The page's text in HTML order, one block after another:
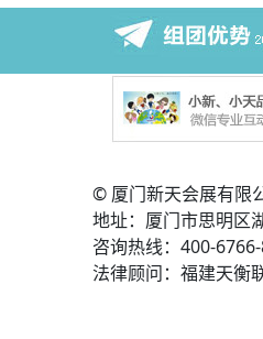
© 厦门新天会展有限
地址：厦门市思明区
咨询热线：400-
法律顾问：福建天